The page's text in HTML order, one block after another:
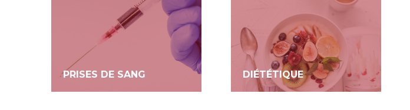
PRISES DE SANG DIÉTÉTIQUE